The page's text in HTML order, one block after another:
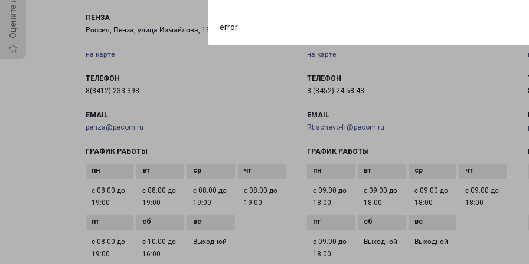
error
ПЕНЗА
Россия, Пенза, улица Измайлова, 13
на карте
ТЕЛЕФОН
8(8412) 233-398
EMAIL
penza@pecom.ru
ГРАФИК РАБОТЫ
с 08:00 до
19:00
с 08:00 до
19:00
с 08:00 до
19:00
с 08:00 до
19:00
с 08:00 до
19:00
с 10:00 до
16:00
Выходной
на карте
ТЕЛЕФОН
8 (8452) 24-58-48
EMAIL
Rtischevo-fr@pecom.ru
ГРАФИК РАБОТЫ
с 09:00 до
18:00
с 09:00 до
18:00
с 09:00 до
18:00
с 09:00 до
18:00
с 09:00 до
18:00
Выходной Выходной